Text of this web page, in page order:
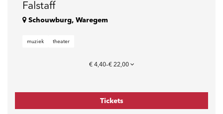
Falstaff
Schouwburg, Waregem
muziek theater
€ 4,40–€ 22,00
Tickets